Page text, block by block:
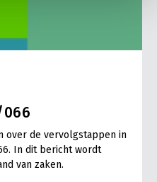
over de vervolgstappen in
In dit bericht wordt
van zaken.